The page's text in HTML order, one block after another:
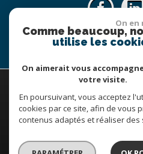
© 2026 | Tous droits réservés |
Plan du site-Mentions légales-Nos
traitements des données à caractère
RGPD
un seul site
On en
Comme beaucoup,
utilise les
On aimerait vous
votre visite.
En poursuivant, vous acceptez
cookies par ce site, afin de vous
contenus adaptés et réaliser des